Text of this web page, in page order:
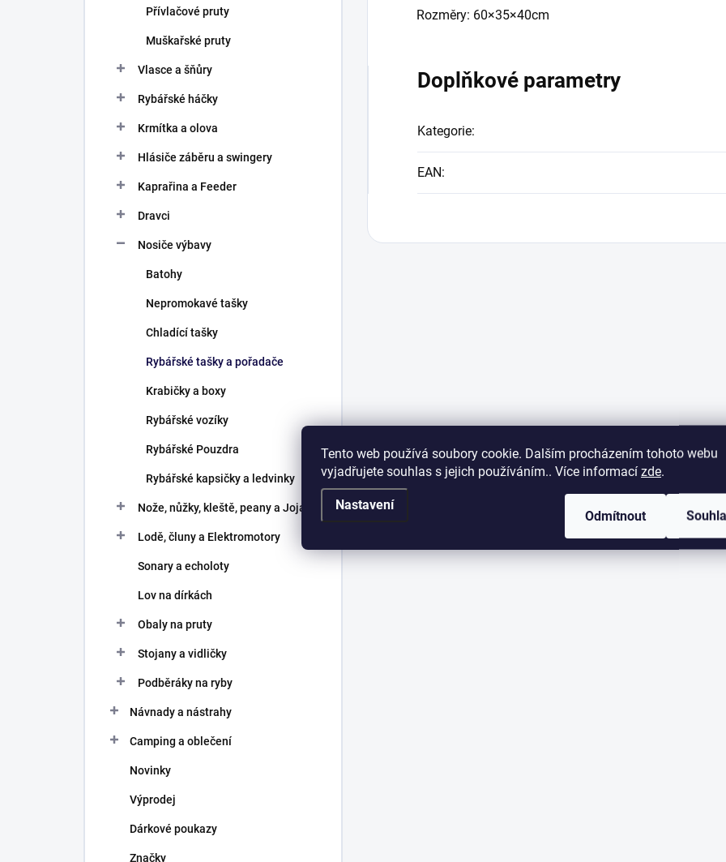
Tento web používá soubory cookie. Dalším procházením tohoto webu
vyjadřujete souhlas s jejich používáním.. Více informací zde.
Nastavení
Odmítnout
Přívlačové pruty
Muškařské pruty
Vlasce a šňůry
Rybářské háčky
Krmítka a olova
Hlásiče záběru a swingery
Kaprařina a Feeder
Dravci
Nosiče výbavy
Batohy
Nepromokavé tašky
Chladící tašky
Rybářské tašky a pořadače
Krabičky a boxy
Rybářské vozíky
Rybářské Pouzdra
Rybářské kapsičky a ledvinky
Nože, nůžky, kleště, peany a Joja
Lodě, čluny a Elektromotory
Sonary a echoloty
Lov na dírkách
Obaly na pruty
Stojany a vidličky
Podběráky na ryby
Návnady a nástrahy
Camping a oblečení
Novinky
Výprodej
Dárkové poukazy
Značky
Rozměry: 60×35×40cm
Doplňkové parametry
Kategorie:
EAN: